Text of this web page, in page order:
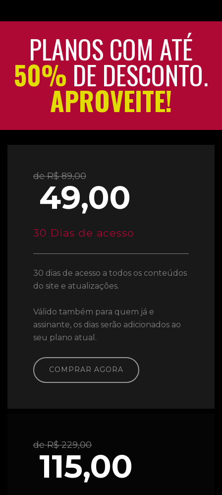
PLANOS COM ATÉ
50% DE DESCONTO.
APROVEITE!
de R$ 89,00
49,00
30 Dias de acesso
30 dias de acesso a todos os conteúdos
do site e atualizações.
Válido também para quem já e
assinante, os dias serão adicionados ao
seu plano atual.
COMPRAR AGORA
de R$ 229,00
115,00